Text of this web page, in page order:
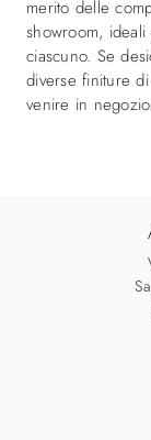
merito delle
showroom,
ciascuno. Se
diverse finiture
venire in negozio.